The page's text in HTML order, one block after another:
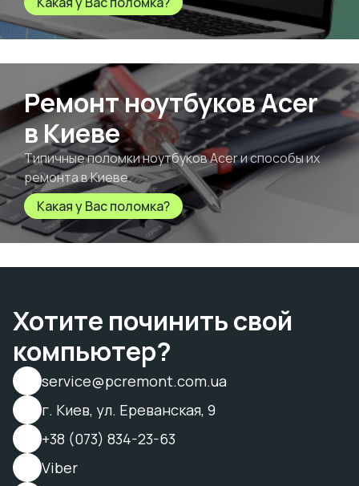
Ремонт ноутбуков Acer
в Киеве
Типичные поломки ноутбуков Acer и способы их
ремонта в Киеве.
Какая у Вас поломка?
Хотите починить свой
компьютер?
service@pcremont.com.ua
г. Киев, ул. Ереванская, 9
+38 (073) 834-23-63
Viber